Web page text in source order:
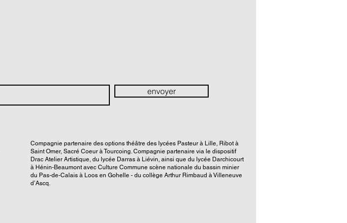
envoyer
Compagnie partenaire des options théâtre des lycées Pasteur à Lille, Ribot à
Saint Omer, Sacré Coeur à Tourcoing. Compagnie partenaire via le dispositif
Drac Atelier Artistique, du lycée Darras à Liévin, ainsi que du lycée Darchicourt
à Hénin-Beaumont avec Culture Commune scène nationale du bassin minier
du Pas-de-Calais à Loos en Gohelle - du collège Arthur Rimbaud à Villeneuve
d’Ascq.